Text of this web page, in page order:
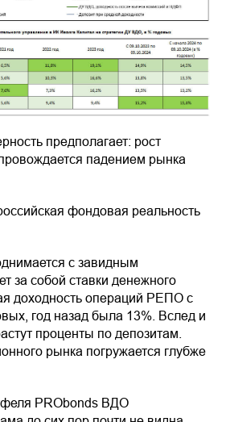
предполагает: рост
падением рынка
фондовая реальность
с завидным
за собой ставки денежного
доходность операций РЕПО с
год назад была 13%. Вслед и
проценты по депозитам.
рынка погружается глубже
PRObonds ВДО